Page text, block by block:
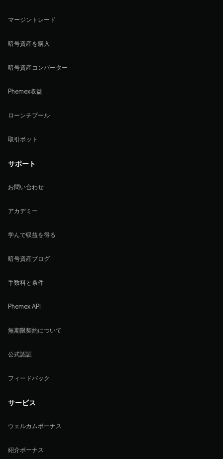
マージントレード
暗号資産を購入
暗号資産コンバーター
Phemex収益
ローンチプール
取引ボット
サポート
お問い合わせ
アカデミー
学んで収益を得る
暗号資産ブログ
手数料と条件
Phemex API
無期限契約について
公式認証
フィードバック
サービス
ウェルカムボーナス
紹介ボーナス